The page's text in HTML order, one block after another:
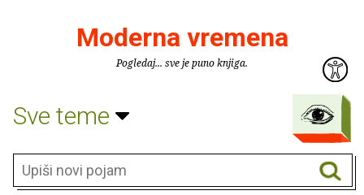
Moderna vremena
Pogledaj... sve je puno knjiga.
Sve teme